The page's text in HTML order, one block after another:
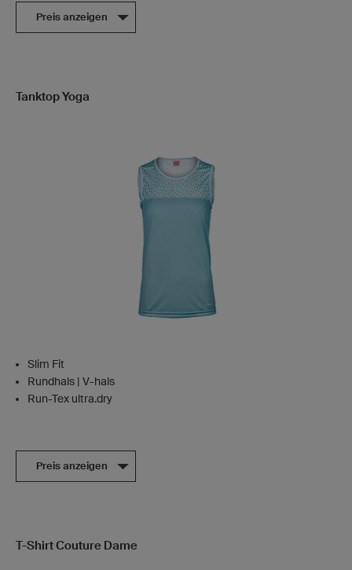
Preis anzeigen
Tanktop Yoga
Slim Fit
Rundhals | V-hals
Run-Tex ultra.dry
Preis anzeigen
T-Shirt Couture Dame